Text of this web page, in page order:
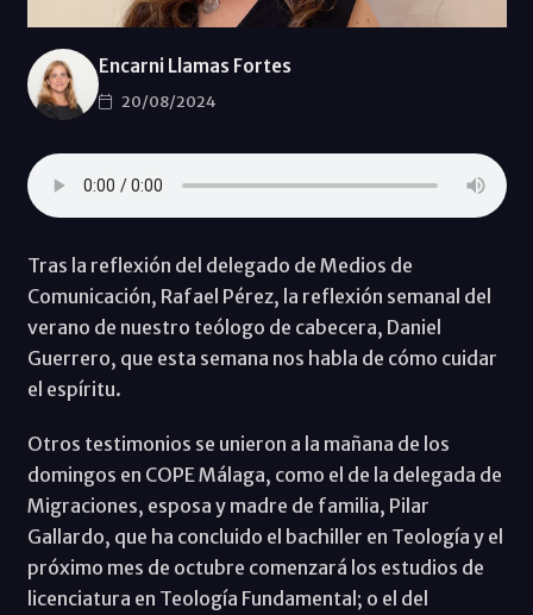
Encarni Llamas Fortes
20/08/2024
Tras la reflexión del delegado de Medios de
Comunicación, Rafael Pérez, la reflexión semanal del
verano de nuestro teólogo de cabecera, Daniel
Guerrero, que esta semana nos habla de cómo cuidar
el espíritu.
Otros testimonios se unieron a la mañana de los
domingos en COPE Málaga, como el de la delegada de
Migraciones, esposa y madre de familia, Pilar
Gallardo, que ha concluido el bachiller en Teología y el
próximo mes de octubre comenzará los estudios de
licenciatura en Teología Fundamental; o el del